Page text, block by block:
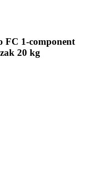
1-component
20 kg